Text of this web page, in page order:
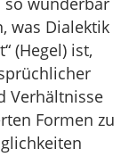
was Dialektik
(Hegel) ist,
Verhältnisse
Formen zu